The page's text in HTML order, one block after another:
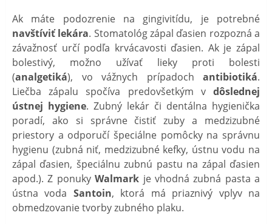
Ak máte podozrenie na gingivitídu, je potrebné
navštíviť lekára. Stomatológ zápal ďasien rozpozná a
závažnosť určí podľa krvácavosti ďasien. Ak je zápal
bolestivý, možno užívať lieky proti bolesti
(analgetiká), vo vážnych prípadoch antibiotiká.
Liečba zápalu spočíva predovšetkým v dôslednej
ústnej hygiene. Zubný lekár či dentálna hygienička
poradí, ako si správne čistiť zuby a medzizubné
priestory a odporučí špeciálne pomôcky na správnu
hygienu (zubná niť, medzizubné kefky, ústnu vodu na
zápal ďasien, špeciálnu zubnú pastu na zápal ďasien
apod.). Z ponukyWalmark je vhodná zubná pasta a
ústna voda Santoin, ktorá má priaznivý vplyv na
obmedzovanie tvorby zubného plaku.